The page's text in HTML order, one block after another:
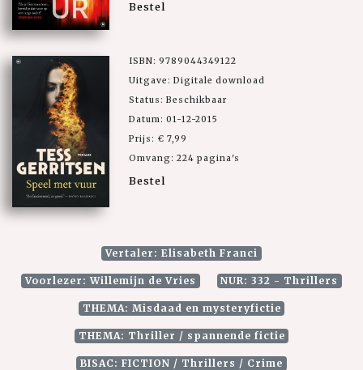
Bestel
ISBN: 9789044349122
Uitgave: Digitale download
Status: Beschikbaar
Datum: 01-12-2015
Prijs: € 7,99
Omvang: 224 pagina's
Bestel
Vertaler: Elisabeth Franci
Voorlezer: Willemijn de Vries NUR: 332 - Thrillers
THEMA: Misdaad en mysteryfictie
THEMA: Thriller / spannende fictie
BISAC: FICTION / Thrillers / Crime